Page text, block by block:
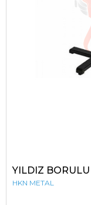
YILDIZ
HKN METAL